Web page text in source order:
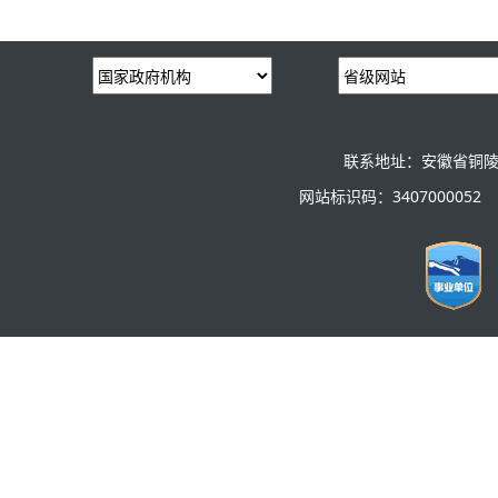
联系地址：安徽省铜
网站标识码：3407000052